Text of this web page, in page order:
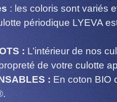
: les coloris sont variés
périodique LYEVA
: L’intérieur de nos
de votre culotte
: En coton BIO